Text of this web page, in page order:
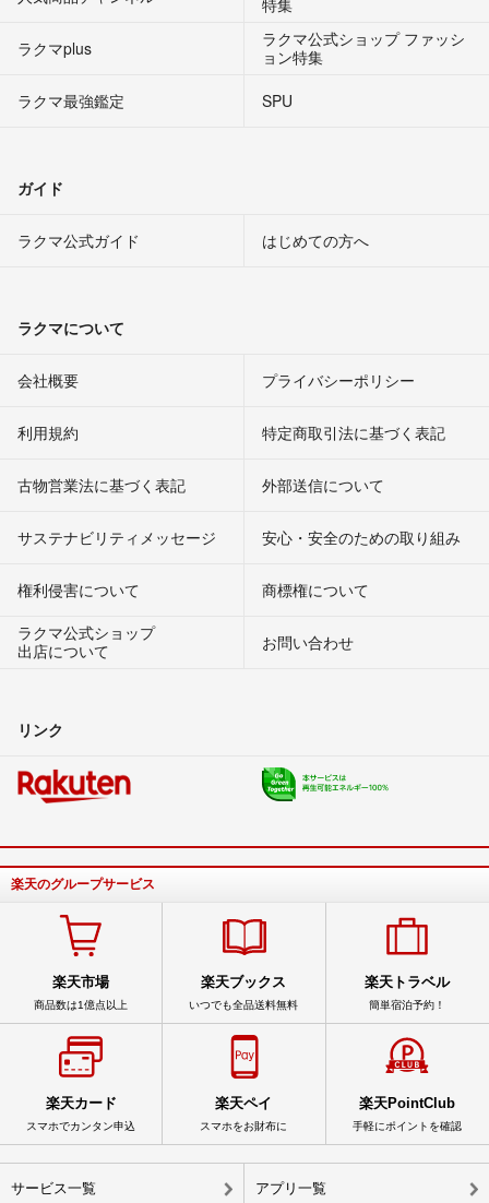
ラクマplus
ラクマ公式ショップ ファッシ
ョン特集
ラクマ最強鑑定
SPU
ガイド
ラクマ公式ガイド はじめての方へ
ラクマについて
会社概要 プライバシーポリシー
利用規約 特定商取引法に基づく表記
古物営業法に基づく表記 外部送信について
サステナビリティメッセージ 安心・安全のための取り組み
権利侵害について
商標権について
ラクマ公式ショップ
出店について
お問い合わせ
リンク
楽天のグループサービス
楽天市場
商品数は1億点以上
楽天ブックス
いつでも全品送料無料
楽天トラベル
簡単宿泊予約！
楽天カード
スマホでカンタン申込
楽天ペイ
スマホをお財布に
楽天PointClub
手軽にポイントを確認
サービス一覧 アプリ一覧